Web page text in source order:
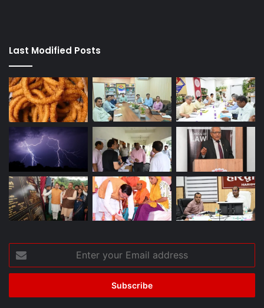
Last Modified Posts
your
Email